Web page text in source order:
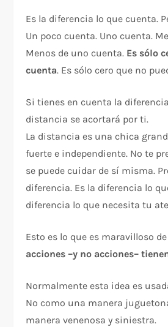
Es la diferencia lo que cuenta.
Un poco cuenta. Uno cuenta.
Menos de uno cuenta. Es sólo
cuenta. Es sólo cero que no
Si tienes en cuenta la
distancia se acortará por ti.
La distancia es una chica
fuerte e independiente. No te
se puede cuidar de sí misma.
diferencia. Es la diferencia lo
diferencia lo que necesita tu
Esto es lo que es maravilloso
acciones –y no acciones–
Normalmente esta idea es
No como una manera
manera venenosa y siniestra.